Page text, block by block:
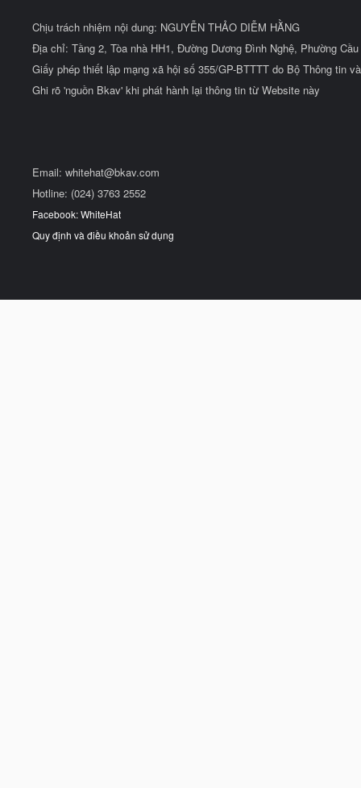
Chịu trách nhiệm nội dung: NGUYỄN THẢO DIỄM HẰNG
Địa chỉ: Tầng 2, Tòa nhà HH1, Đường Dương Đình Nghệ, Phường
Giấy phép thiết lập mạng xã hội số 355/GP-BTTTT do Bộ Thông tin
Ghi rõ 'nguồn Bkav' khi phát hành lại thông tin từ Website này
Email: whitehat@bkav.com
Hotline: (024) 3763 2552
Facebook: WhiteHat
Quy định và điều khoản sử dụng